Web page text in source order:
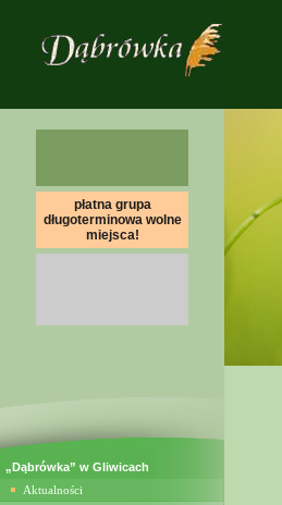
płatna grupa
długoterminowa wolne
miejsca!
„Dąbrówka” w Gliwicach
Aktualności